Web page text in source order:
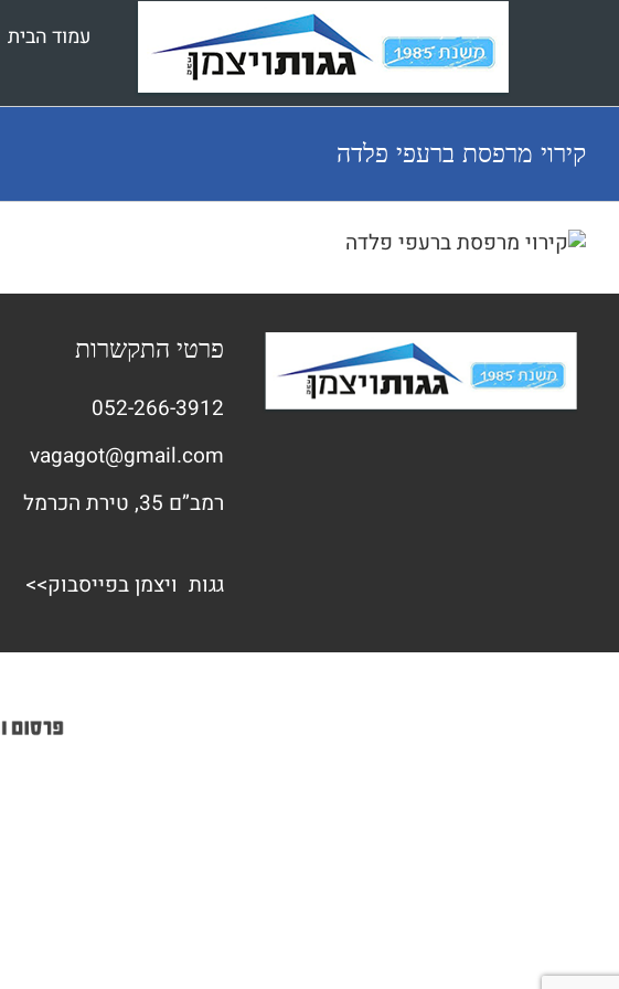
עמוד הבית
קירוי מרפסת ברעפי פלדה
פרטי התקשרות
052-266-3912
vagagot@gmail.com
רמב”ם 35, טירת הכרמל
גגות ויצמן בפייסבוק>>